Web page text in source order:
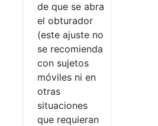
de que se abra
el obturador
(este ajuste no
se recomienda
con sujetos
móviles ni en
otras
situaciones
que requieran